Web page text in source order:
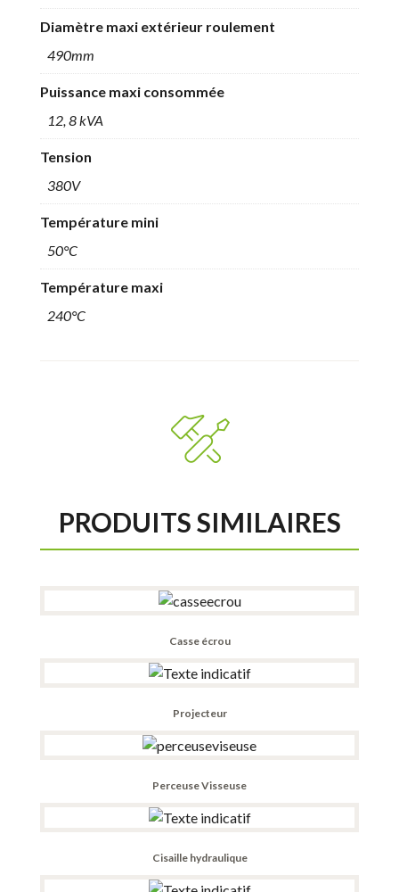
Diamètre maxi extérieur roulement
490mm
Puissance maxi consommée
12, 8 kVA
Tension
380V
Température mini
50°C
Température maxi
240°C
PRODUITS SIMILAIRES
Casse écrou
Projecteur
Perceuse Visseuse
Cisaille hydraulique